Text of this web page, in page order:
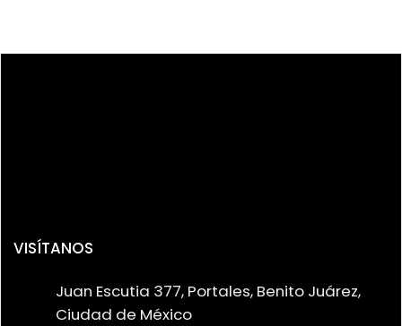
VISÍTANOS
Juan Escutia 377, Portales, Benito Juárez,
Ciudad de México